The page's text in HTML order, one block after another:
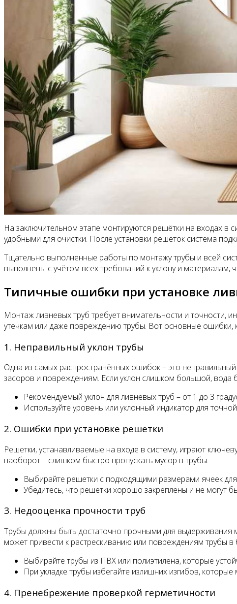
На заключительном этапе монтируются решётки на входах
удобными для очистки. После установки решеток система
Тщательно выполненные работы по монтажу трубы и всей
выполнены с учётом всех требований к уклону и материалам,
Типичные ошибки при установке
Монтаж ливневых труб требует внимательности и
утечкам или даже повреждению трубы. Вот основные ошибки,
1. Неправильный уклон трубы
Одна из самых распространённых ошибок – это
засоров и повреждениям. Если уклон слишком большой,
Рекомендуемый уклон для ливневых труб – от 1 до 3
Используйте уровень или уклонный индикатор для
2. Ошибки при установке решетки
Решетки, устанавливаемые на входе в систему, играют
наоборот – слишком быстро пропускать мусор в трубы.
Выбирайте решетки с подходящими размерами ячеек
Убедитесь, что решетки хорошо закреплены и не могут
3. Недооценка прочности труб
Трубы должны быть достаточно прочными для выдерживания
может привести к растрескиванию или повреждениям трубы в
Выбирайте трубы из ПВХ или полиэтилена, которые
При укладке трубы избегайте излишних изгибов, которые
4. Пренебрежение проверкой герметичности